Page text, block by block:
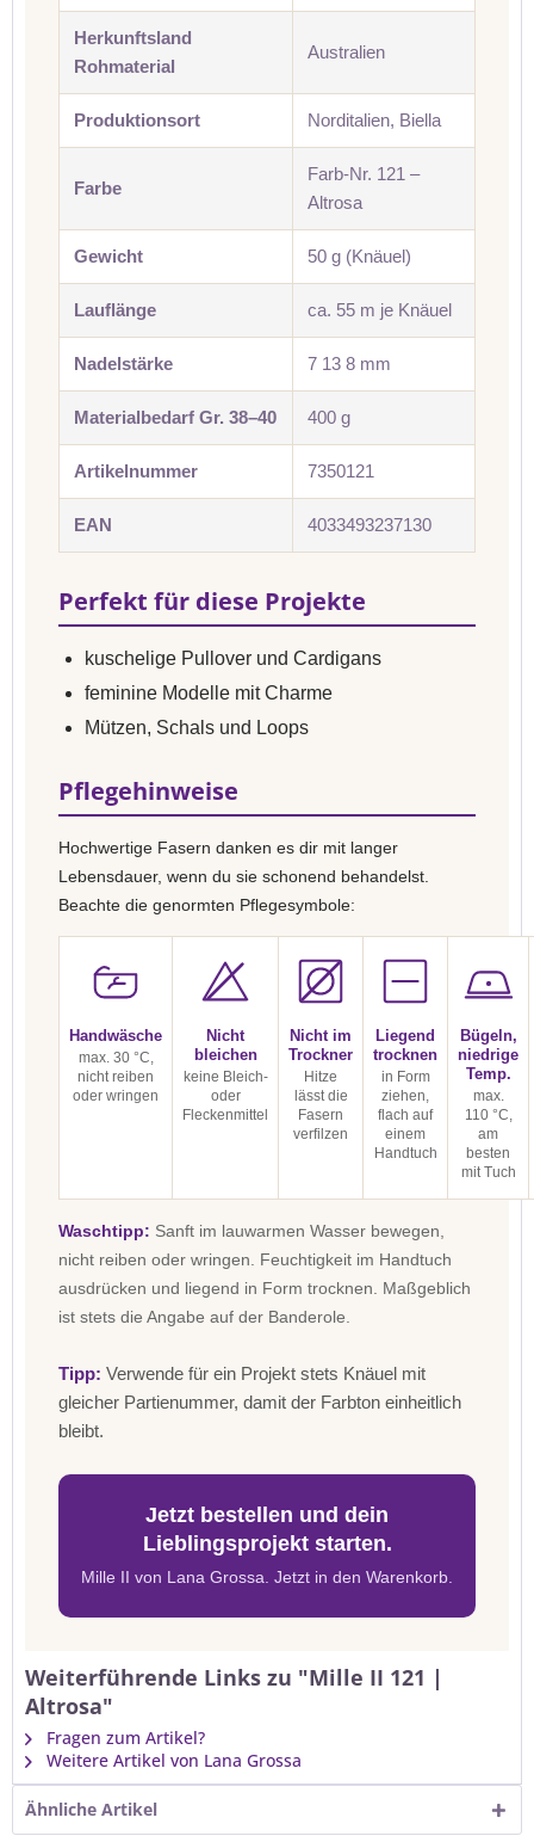
Herkunftsland
Rohmaterial
Australien
Produktionsort Norditalien, Biella
Farbe
Farb-Nr. 121 –
Altrosa
Gewicht 50 g (Knäuel)
Lauflänge ca. 55 m je Knäuel
Nadelstärke 7 13 8 mm
Materialbedarf Gr. 38–40 400 g
Artikelnummer 7350121
EAN 4033493237130
Perfekt für diese Projekte
kuschelige Pullover und Cardigans
feminine Modelle mit Charme
Mützen, Schals und Loops
Pflegehinweise
Hochwertige Fasern danken es dir mit langer
Lebensdauer, wenn du sie schonend behandelst.
Beachte die genormten Pflegesymbole:
Handwäsche
max. 30 °C,
nicht reiben
oder wringen
Nicht
bleichen
keine Bleich-
oder
Fleckenmittel
Nicht im
Trockner
Hitze
lässt die
Fasern
verfilzen
Liegend
trocknen
in Form
ziehen,
flach auf
einem
Handtuch
Bügeln,
niedrige
Temp.
max.
110 °C,
am
besten
mit Tuch
Waschtipp: Sanft im lauwarmen Wasser bewegen,
nicht reiben oder wringen. Feuchtigkeit im Handtuch
ausdrücken und liegend in Form trocknen. Maßgeblich
ist stets die Angabe auf der Banderole.
Tipp: Verwende für ein Projekt stets Knäuel mit
gleicher Partienummer, damit der Farbton einheitlich
bleibt.
Jetzt bestellen und dein
Lieblingsprojekt starten.
Mille II von Lana Grossa. Jetzt in den Warenkorb.
Weiterführende Links zu "Mille II 121 |
Altrosa"
Fragen zum Artikel?
Weitere Artikel von Lana Grossa
Ähnliche Artikel